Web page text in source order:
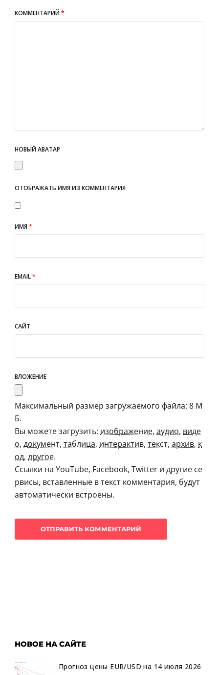
КОММЕНТАРИЙ*
НОВЫЙ АВАТАР
ОТОБРАЖАТЬ ИМЯ ИЗ КОММЕНТАРИЯ
ИМЯ*
EMAIL*
САЙТ
ВЛОЖЕНИЕ
Максимальный размер загружаемого файла: 8 М
Б.
Вы можете загрузить: изображение, аудио, виде
о, документ, таблица, интерактив, текст, архив, к
од, другое.
Ссылки на YouTube, Facebook, Twitter и другие се
рвисы, вставленные в текст комментария, будут
автоматически встроены.
НОВОЕ НА САЙТЕ
Прогноз цены EUR/USD на 14 июля 2026